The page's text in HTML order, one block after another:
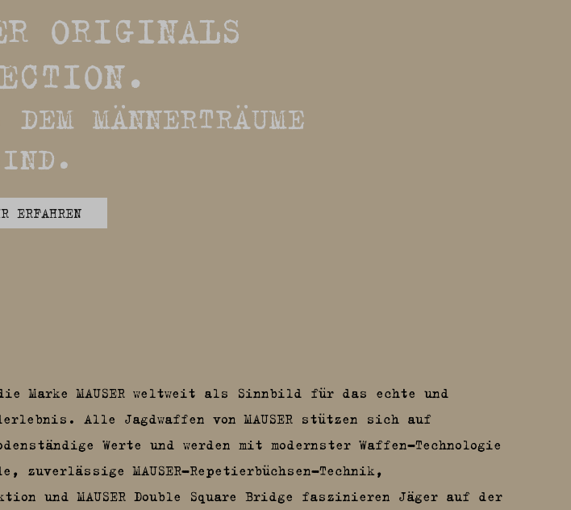
ORIGINALS
MÄNNERTRÄUME
ERFAHREN
Marke MAUSER weltweit als Sinnbild für das echte und
Alle Jagdwaffen von MAUSER stützen sich auf
Werte und werden mit modernster Waffen-Technologie
zuverlässige MAUSER-Repetierbüchsen-Technik,
und MAUSER Double Square Bridge faszinieren Jäger auf der